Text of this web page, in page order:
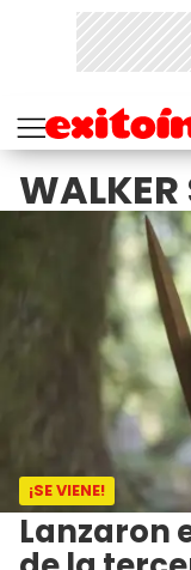
WALKER
¡SE VIENE!
Lanzaron